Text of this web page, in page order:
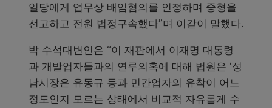
일당에게 업무상 배임혐의를 인정하며 중형을
선고하고 전원 법정구속했다”며 이같이 말했다.
박 수석대변인은 “이 재판에서 이재명 대통령
과 개발업자들과의 연루의혹에 대해 법원은 ‘성
남시장은 유동규 등과 민간업자의 유착이 어느
정도인지 모르는 상태에서 비교적 자유롭게 수